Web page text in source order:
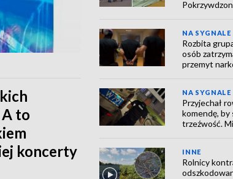
to
koncerty
NA SYGNALE
Rozbita
osób
przemyt
NA SYGNALE
Przyjechał
komendę, by
trzeźwość.
INNE
Rolnicy